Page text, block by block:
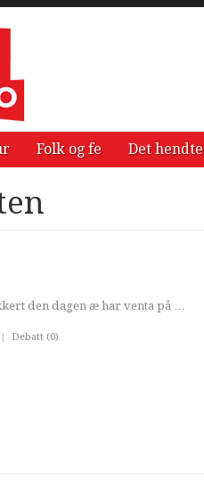
Folk og fe Det hendte
den dagen æ har venta på …
| Debatt (0)